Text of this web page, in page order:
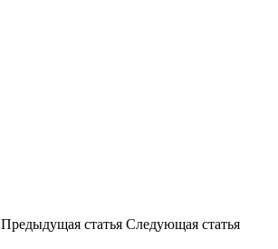
Предыдущая статья Следующая статья